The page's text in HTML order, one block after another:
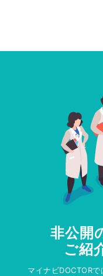
非公開
ご紹
マイナビDOCTOR